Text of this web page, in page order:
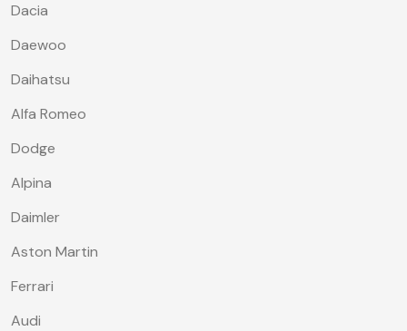
Dacia
Daewoo
Daihatsu
Alfa Romeo
Dodge
Alpina
Daimler
Aston Martin
Ferrari
Audi